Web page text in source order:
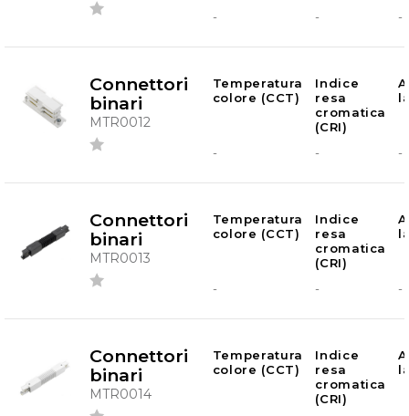
- - -
Connettori
binari
MTR0012
Temperatura
colore (CCT)
Indice
resa
cromatica
(CRI)
- - -
Connettori
binari
MTR0013
Temperatura
colore (CCT)
Indice
resa
cromatica
(CRI)
- - -
Connettori
binari
MTR0014
Temperatura
colore (CCT)
Indice
resa
cromatica
(CRI)